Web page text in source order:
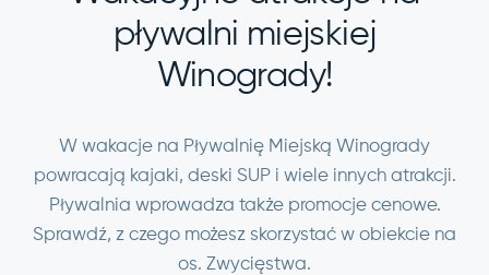
pływalni miejskiej
Winogrady!
W wakacje na Pływalnię Miejską Winogrady
powracają kajaki, deski SUP i wiele innych atrakcji.
Pływalnia wprowadza także promocje cenowe.
Sprawdź, z czego możesz skorzystać w obiekcie na
os. Zwycięstwa.